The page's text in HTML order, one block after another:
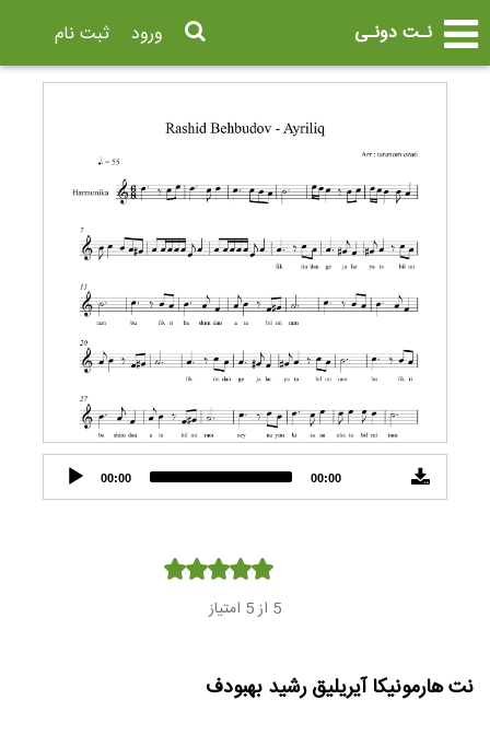
نـت دونـی ثبت نام ورود
Audio
Player
00:00 00:00
5 از 5 امتیاز
نت هارمونیکا آیریلیق رشید بهبودف